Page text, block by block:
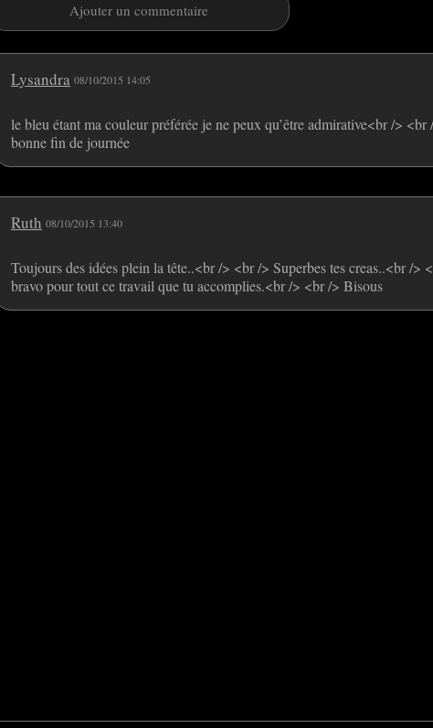
Ajouter un commentaire
Lysandra 08/10/2015 14:05
le bleu étant ma couleur préférée je ne peux qu’être admirative<br /> <br
bonne fin de journée
Ruth 08/10/2015 13:40
Toujours des idées plein la tête..<br /> <br /> Superbes tes creas..<br />
bravo pour tout ce travail que tu accomplies.<br /> <br /> Bisous